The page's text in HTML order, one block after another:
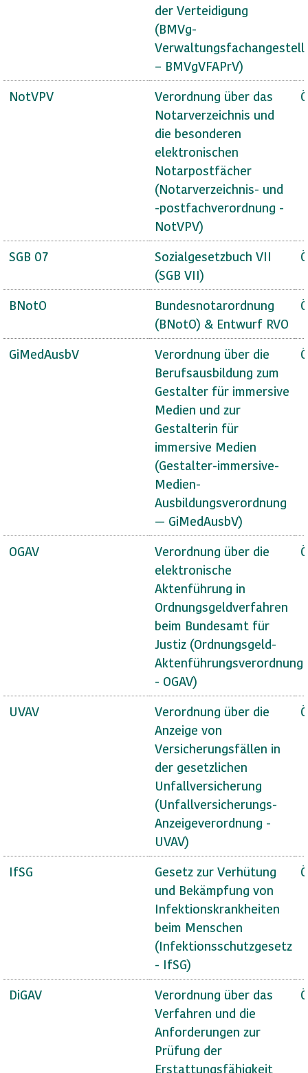
der Verteidigung
(BMVg-
– BMVgVFAPrV)
NotVPV
Verordnung über das
Notarverzeichnis und
die besonderen
elektronischen
Notarpostfächer
(Notarverzeichnis- und
-postfachverordnung -
NotVPV)
SGB 07
Sozialgesetzbuch VII
(SGB VII)
BNotO
Bundesnotarordnung
(BNotO) & Entwurf RVO
GiMedAusbV
Verordnung über die
Berufsausbildung zum
Gestalter für immersive
Medien und zur
Gestalterin für
immersive Medien
(Gestalter-immersive-
Medien-
Ausbildungsverordnung
— GiMedAusbV)
OGAV
Verordnung über die
elektronische
Aktenführung in
Ordnungsgeldverfahren
beim Bundesamt für
Justiz (Ordnungsgeld-
Aktenführungsverordnung
- OGAV)
UVAV
Verordnung über die
Anzeige von
Versicherungsfällen in
der gesetzlichen
Unfallversicherung
(Unfallversicherungs-
Anzeigeverordnung -
UVAV)
IfSG
Gesetz zur Verhütung
und Bekämpfung von
Infektionskrankheiten
beim Menschen
(Infektionsschutzgesetz
- IfSG)
DiGAV
Verordnung über das
Verfahren und die
Anforderungen zur
Prüfung der
Erstattungsfähigkeit